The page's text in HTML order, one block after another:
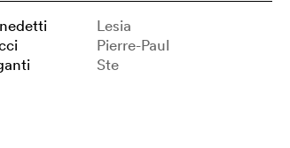
Lesia
Pierre-Paul
Ste